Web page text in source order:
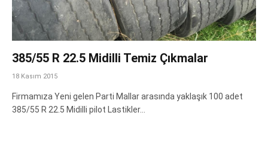
385/55 R 22.5 Midilli Temiz Çıkmalar
18 Kasım 2015
Firmamıza Yeni gelen Parti Mallar arasında yaklaşık 100 adet
385/55 R 22.5 Midilli pilot Lastikler…